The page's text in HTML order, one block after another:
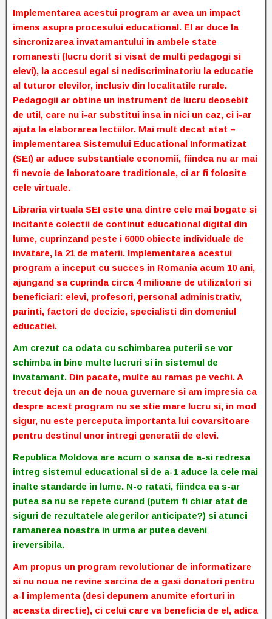
Implementarea acestui program ar avea un impact
imens asupra procesului educational. El ar duce la
sincronizarea invatamantului in ambele state
romanesti (lucru dorit si visat de multi pedagogi si
elevi), la accesul egal si nediscriminatoriu la educatie
al tuturor elevilor, inclusiv din localitatile rurale.
Pedagogii ar obtine un instrument de lucru deosebit
de util, care nu i-ar substitui insa in nici un caz, ci i-ar
ajuta la elaborarea lectiilor. Mai mult decat atat –
implementarea Sistemului Educational Informatizat
(SEI) ar aduce substantiale economii, fiindca nu ar mai
fi nevoie de laboratoare traditionale, ci ar fi folosite
cele virtuale.
Libraria virtuala SEI este una dintre cele mai bogate si
incitante colectii de continut educational digital din
lume, cuprinzand peste i 6000 obiecte individuale de
invatare, la 21 de materii. Implementarea acestui
program a inceput cu succes in Romania acum 10 ani,
ajungand sa cuprinda circa 4 milioane de utilizatori si
beneficiari: elevi, profesori, personal administrativ,
parinti, factori de decizie, specialisti din domeniul
educatiei.
Am crezut ca odata cu schimbarea puterii se vor
schimba in bine multe lucruri si in sistemul de
invatamant. Din pacate, multe au ramas pe vechi. A
trecut deja un an de noua guvernare si am impresia ca
despre acest program nu se stie mare lucru si, in mod
sigur, nu este perceputa importanta lui covarsitoare
pentru destinul unor intregi generatii de elevi.
Republica Moldova are acum o sansa de a-si redresa
intreg sistemul educational si de a-1 aduce la cele mai
inalte standarde in lume. N-o ratati, fiindca ea s-ar
putea sa nu se repete curand (putem fi chiar atat de
siguri de rezultatele alegerilor anticipate?) si atunci
ramanerea noastra in urma ar putea deveni
ireversibila.
Am propus un program revolutionar de informatizare
si nu noua ne revine sarcina de a gasi donatori pentru
a-l implementa (desi depunem anumite eforturi in
aceasta directie), ci celui care va beneficia de el, adica